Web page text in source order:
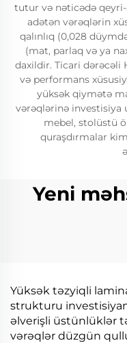
tutur və nəticədə
adətən vərəqlərin
qalınlıq (0,028
(mat, parlaq və ya
daxildir. Ticari dərəcəli
və performans
yüksək qiymətə
vərəqlərinə
mebel, stolüstü
quraşdırmalar
Yeni
Yüksək təzyiqli
strukturu
əlverişli üstünlüklər
vərəqlər düzgün